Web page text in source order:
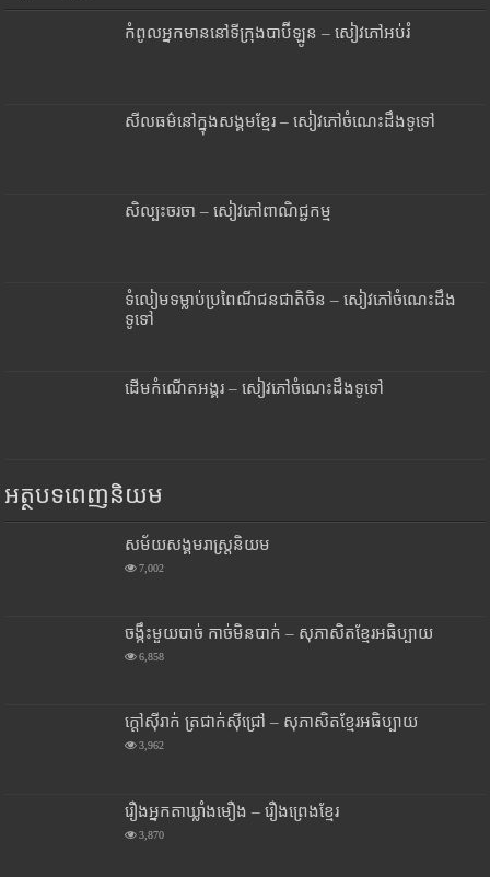
កំពូលអ្នកមាននៅទីក្រុងបាប៊ីឡូន – សៀវភៅអប់រំ
សីលធម៌នៅក្នុងសង្គមខ្មែរ – សៀវភៅចំណេះដឹងទូទៅ
សិល្បះចរចា – សៀវភៅពាណិជ្ជកម្ម
ទំលៀមទម្លាប់ប្រពៃណីជនជាតិចិន – សៀវភៅចំណេះដឹង
ទូទៅ
ដើមកំណើតអង្គរ – សៀវភៅចំណេះដឹងទូទៅ
អត្ថបទពេញនិយម
សម័យសង្គមរាស្រ្តនិយម
7,002
ចង្កឹះមួយបាច់ កាច់មិនបាក់ – សុភាសិតខ្មែរអធិប្បាយ
6,858
ក្តៅស៊ីរាក់ ត្រជាក់ស៊ីជ្រៅ – សុភាសិតខ្មែរអធិប្បាយ
3,962
រឿងអ្នកតាឃ្លាំងមឿង – រឿងព្រេងខ្មែរ
3,870